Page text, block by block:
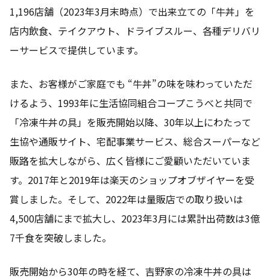
1,196店舗（2023年3月末時点）で出来立ての「牛丼」を
店内飲食、テイクアウト、ドライブスルー、各種デリバリ
ーサービスで提供しています。
また、お客様がご家庭でも “牛丼”の味を味わっていただ
けるよう、1993年に生活協同組合コープこうべと共同で
「冷凍牛丼の具」を販売開始以降、30年以上にわたって
生協や通販サイト、宅配事業サービス、総合スーパーなど
販路を拡大しながら、広く皆様にご愛顧いただいていま
す。2017年と2019年は楽天のショップオブザイヤーを受
賞しました。そして、2022年は量販店での取り扱いは
4,500店舗にまで拡大し、2023年3月には累計出荷数は3億
7千食を突破しました。
販売開始から30年の時を経て、吉野家の冷凍牛丼の具は